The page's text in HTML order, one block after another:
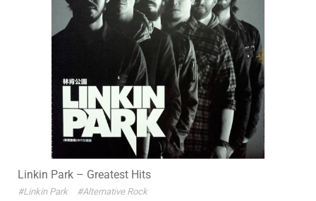
Linkin Park – Greatest Hits
#Linkin Park #Alternative Rock